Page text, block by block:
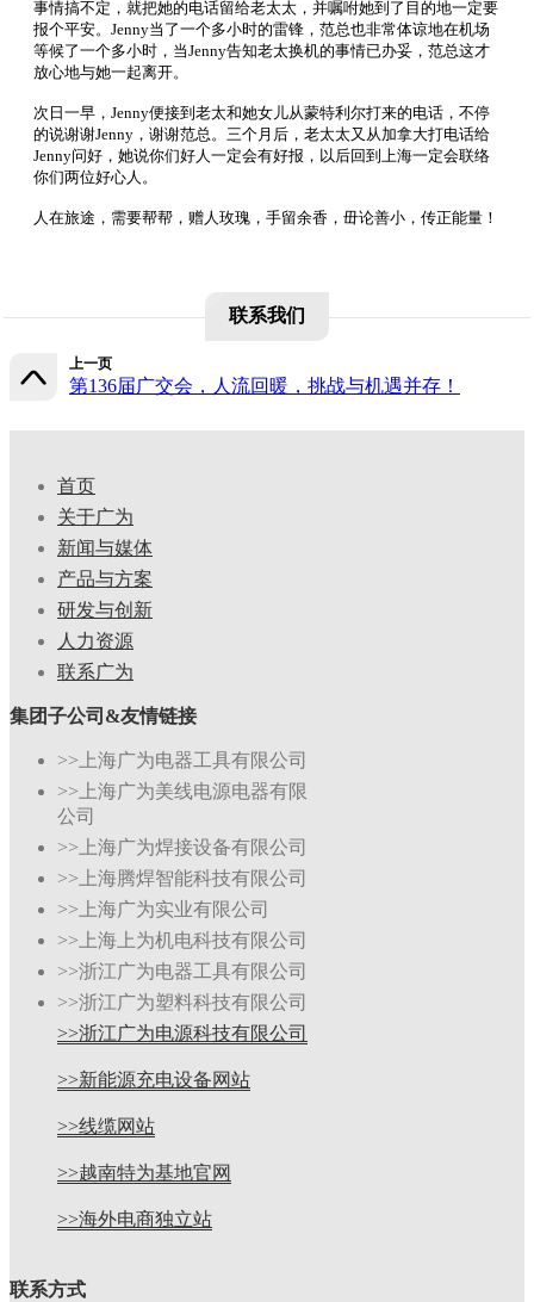
事情搞不定，就把她的电话留给老太太，并嘱咐她到了目的地一定要
报个平安。Jenny当了一个多小时的雷锋，范总也非常体谅地在机场
等候了一个多小时，当Jenny告知老太换机的事情已办妥，范总这才
放心地与她一起离开。
次日一早，Jenny便接到老太和她女儿从蒙特利尔打来的电话，不停
的说谢谢Jenny，谢谢范总。三个月后，老太太又从加拿大打电话给
Jenny问好，她说你们好人一定会有好报，以后回到上海一定会联络
你们两位好心人。
人在旅途，需要帮帮，赠人玫瑰，手留余香，毌论善小，传正能量！
联系我们
上一页
第136届广交会，人流回暖，挑战与机遇并存！
首页
关于广为
新闻与媒体
产品与方案
研发与创新
人力资源
联系广为
集团子公司&友情链接
>>上海广为电器工具有限公司
>>上海广为美线电源电器有限
公司
>>上海广为焊接设备有限公司
>>上海腾焊智能科技有限公司
>>上海广为实业有限公司
>>上海上为机电科技有限公司
>>浙江广为电器工具有限公司
>>浙江广为塑料科技有限公司
>>浙江广为电源科技有限公司
>>新能源充电设备网站
>>线缆网站
>>越南特为基地官网
>>海外电商独立站
联系方式